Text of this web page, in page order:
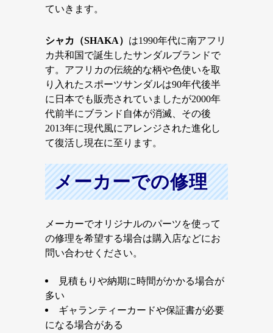
ていきます。
シャカ（SHAKA） は1990年代に南アフリ
カ共和国で誕生したサンダルブランドで
す。アフリカの伝統的な柄や色使いを取
り入れたスポーツサンダルは90年代後半
に日本でも販売されていましたが2000年
代前半にブランド自体が消滅、その後
2013年に現代風にアレンジされた進化し
て復活し現在に至ります。
メーカーでの修理
メーカーでオリジナルのパーツを使って
の修理を希望する場合は購入店などにお
問い合わせください。
見積もりや納期に時間がかかる場合が
多い
ギャランティーカードや保証書が必要
になる場合がある